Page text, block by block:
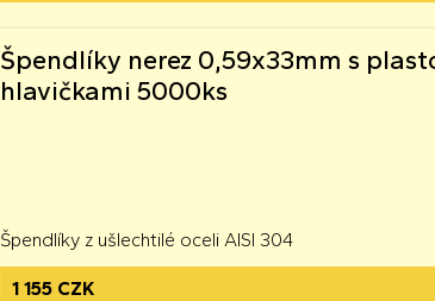
Špendlíky nerez 0,59x33mm s
hlavičkami 5000ks
Špendlíky z ušlechtilé oceli AISI 304
1 155 CZK